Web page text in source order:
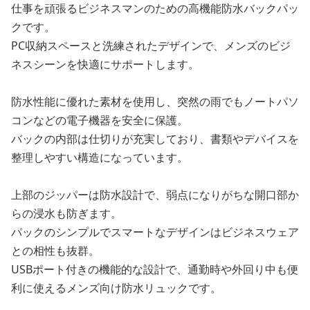
仕事を頑張るビジネスマンのための高機能防水バックパッ
クです。
PC収納スペースと洗練されたデザインで、メンズのビジ
ネスシーンを快適にサポートします。
防水性能に優れた素材を使用し、突然の雨でもノートパソ
コンなどの電子機器を安全に保護。
バックの内部は仕切りが充実しており、書類やデバイスを
整理しやすい構造になっています。
上部のジッパーは防水設計で、弱点になりがちな開口部か
らの浸水も防ぎます。
パックのシンプルでスマートなデザインはビジネスウェア
との相性も抜群。
USBポート付きの機能的な設計で、通勤時や外回り中も便
利に使えるメンズ向け防水リュックです。